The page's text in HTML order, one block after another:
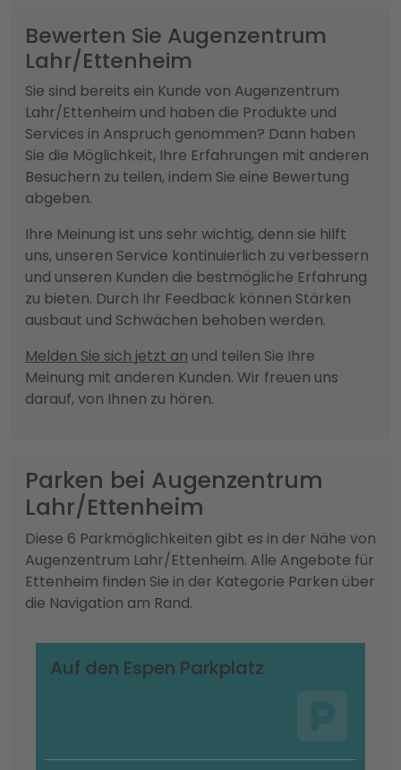
Bewerten Sie Augenzentrum
Lahr/Ettenheim
Sie sind bereits ein Kunde von Augenzentrum
Lahr/Ettenheim und haben die Produkte und
Services in Anspruch genommen? Dann haben
Sie die Möglichkeit, Ihre Erfahrungen mit anderen
Besuchern zu teilen, indem Sie eine Bewertung
abgeben.
Ihre Meinung ist uns sehr wichtig, denn sie hilft
uns, unseren Service kontinuierlich zu verbessern
und unseren Kunden die bestmögliche Erfahrung
zu bieten. Durch Ihr Feedback können Stärken
ausbaut und Schwächen behoben werden.
Melden Sie sich jetzt an und teilen Sie Ihre
Meinung mit anderen Kunden. Wir freuen uns
darauf, von Ihnen zu hören.
Parken bei Augenzentrum
Lahr/Ettenheim
Diese 6 Parkmöglichkeiten gibt es in der Nähe von
Augenzentrum Lahr/Ettenheim. Alle Angebote für
Ettenheim finden Sie in der Kategorie Parken über
die Navigation am Rand.
Auf den Espen Parkplatz